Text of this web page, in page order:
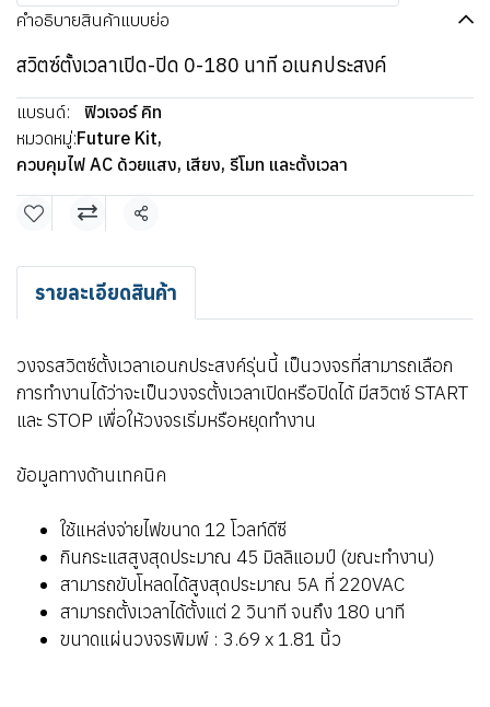
คำอธิบายสินค้าแบบย่อ
สวิตซ์ตั้งเวลาเปิด-ปิด 0-180 นาที อเนกประสงค์
แบรนด์:
ฟิวเจอร์ คิท
หมวดหมู่:Future Kit,
ควบคุมไฟ AC ด้วยแสง, เสียง, รีโมท และตั้งเวลา
แชร์
รายละเอียดสินค้า
วงจรสวิตซ์ตั้งเวลาเอนกประสงค์รุ่นนี้ เป็นวงจรที่สามารถเลือก
การทำงานได้ว่าจะเป็นวงจรตั้งเวลาเปิดหรือปิดได้ มีสวิตซ์ START
และ STOP เพื่อให้วงจรเริ่มหรือหยุดทำงาน
ข้อมูลทางด้านเทคนิค
ใช้แหล่งจ่ายไฟขนาด 12 โวลท์ดีซี
กินกระแสสูงสุดประมาณ 45 มิลลิแอมป์ (ขณะทำงาน)
สามารถขับโหลดได้สูงสุดประมาณ 5A ที่ 220VAC
สามารถตั้งเวลาได้ตั้งแต่ 2 วินาที จนถึง 180 นาที
ขนาดแผ่นวงจรพิมพ์ : 3.69 x 1.81 นิ้ว